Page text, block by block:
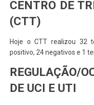
CENTRO DE
(CTT)
Hoje o CTT realizou 32
positivo, 24 negativos e 1
REGULAÇÃO/
DE UCI E UTI